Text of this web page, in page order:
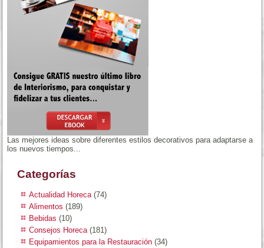
Las mejores ideas sobre diferentes estilos decorativos para adaptarse a
los nuevos tiempos...
Categorías
Actualidad Horeca (74)
Alimentos (189)
Bebidas (10)
Consejos Horeca (181)
Equipamientos para la Restauración (34)